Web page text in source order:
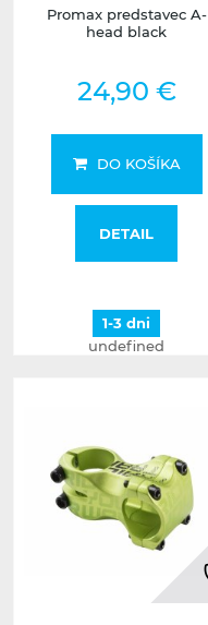
Promax predstavec A-
head black
24,90 €
DO KOŠÍKA
DETAIL
1-3 dni
undefined